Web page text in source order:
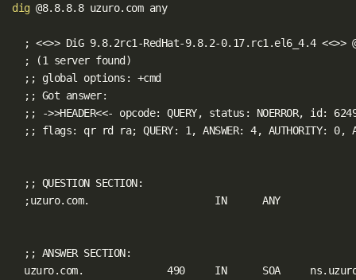
dig @8.8.8.8 uzuro.com any
; <<>> DiG 9.8.2rc1-RedHat-9.8.2-0.17.rc1.el6_4.4 <<>>
;
(1 server found )
; ; global options: +cmd
; ; Got answer:
; ; ->>HEADER<<- opcode: QUERY, status: NOERROR, id:
; ; flags: qr rd ra; QUERY: 1, ANSWER: 4, AUTHORITY: 0,
; ; QUESTION SECTION:
;uzuro.com.                     IN      ANY
; ; ANSWER SECTION:
uzuro.com.              490     IN      SOA